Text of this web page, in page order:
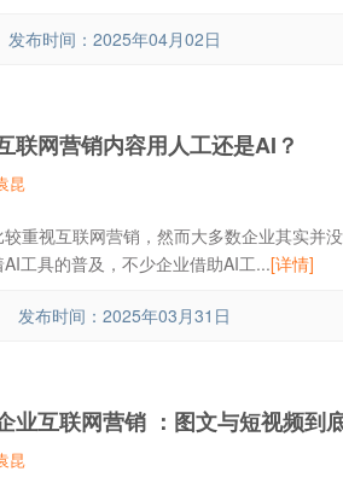
发布时间：2025年04月02日
联网营销内容用人工还是AI？
昆
视互联网营销，然而大多数企业其实并
工具的普及，不少企业借助AI工...[详情]
发布时间：2025年03月31日
业互联网营销 ：图文与短视频到
昆